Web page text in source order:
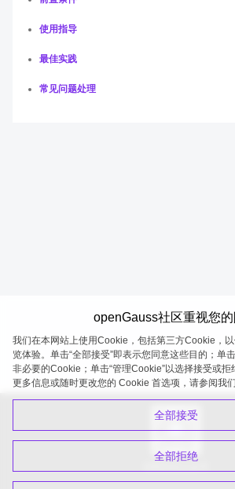
使用指导
最佳实践
常见问题处理
openGauss 2026-08-07 19:58:10
openGauss社区重视您
我们在本网站上使用Cookie，包括第三方Cookie，
览体验。单击“全部接受”即表示您同意这些目的；单
非必要的Cookie；单击“管理Cookie”以选择接受或
更多信息或随时更改您的 Cookie 首选项，请参阅我
全部接受
全部拒绝